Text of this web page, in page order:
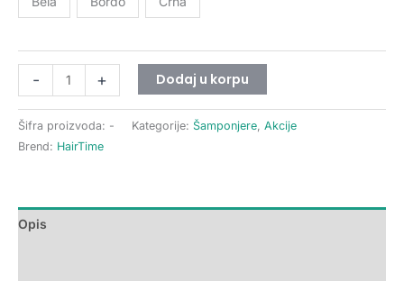
- + Dodaj u korpu
Šifra proizvoda: - Kategorije: Šamponjere Akcije
Brend: HairTime
Opis